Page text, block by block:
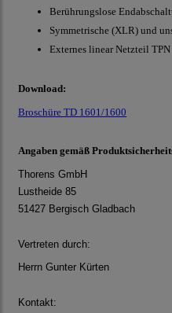
Berührungslose
Symmetrische (XLR) und
Externes linear Netzteil
Download:
Broschüre TD 1601/1600
Angaben gemäß
Thorens GmbH
Lustheide 85
51427 Bergisch Gladbach
Vertreten durch:
Herrn Gunter Kürten
Kontakt: